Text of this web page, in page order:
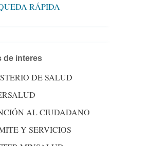
RÁPIDA
de interes
DE SALUD
AL CIUDADANO
Y SERVICIOS